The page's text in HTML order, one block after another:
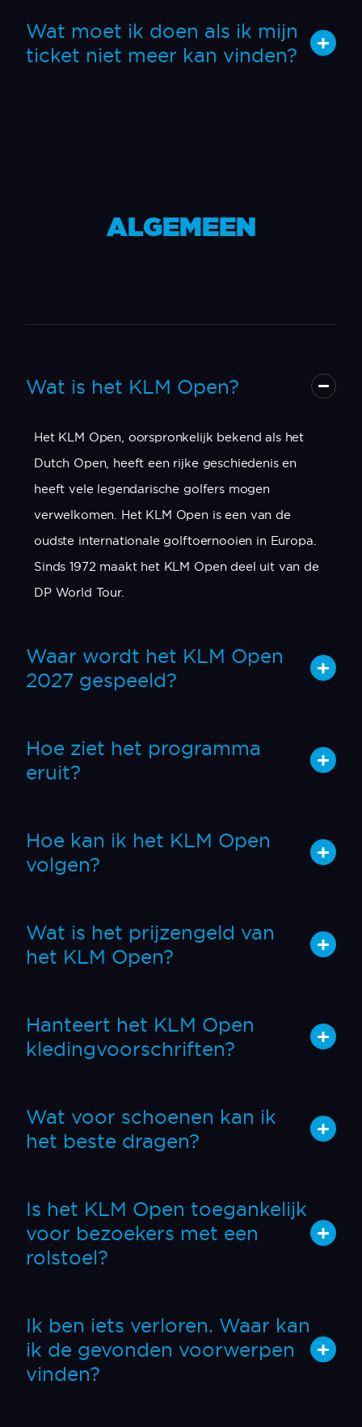
Wat moet ik doen als ik mijn
ticket niet meer kan vinden?
ALGEMEEN
Wat is het KLM Open?
Het KLM Open, oorspronkelijk bekend als het
Dutch Open, heeft een rijke geschiedenis en
heeft vele legendarische golfers mogen
verwelkomen. Het KLM Open is een van de
oudste internationale golftoernooien in Europa.
Sinds 1972 maakt het KLM Open deel uit van de
DP World Tour.
Waar wordt het KLM Open
2027 gespeeld?
Hoe ziet het programma
eruit?
Hoe kan ik het KLM Open
volgen?
Wat is het prijzengeld van
het KLM Open?
Hanteert het KLM Open
kledingvoorschriften?
Wat voor schoenen kan ik
het beste dragen?
Is het KLM Open toegankelijk
voor bezoekers met een
rolstoel?
Ik ben iets verloren. Waar kan
ik de gevonden voorwerpen
vinden?